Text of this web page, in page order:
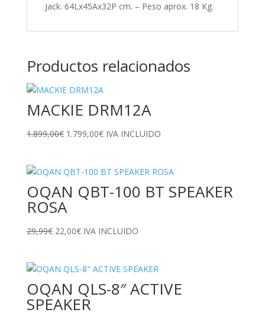
Jack. 64Lx45Ax32P cm. – Peso aprox. 18 Kg.
Productos relacionados
MACKIE DRM12A
1.899,00€ El
era:
1.899,00€.
1.799,00€El
es:
1.799,00€.
IVA INCLUIDO
OQAN QBT-100 BT SPEAKER
ROSA
29,99€ El
era:
29,99€.
22,00€El
es:
22,00€.
IVA INCLUIDO
OQAN QLS-8″ ACTIVE
SPEAKER